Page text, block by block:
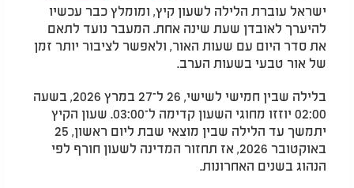
ישראל עוברת הלילה לשעון קיץ, ומומלץ כבר עכשיו
להיערך לאובדן שעת שינה אחת. המעבר נועד לתאם
את סדר היום עם שעות האור, ולאפשר לציבור יותר זמן
של אור טבעי בשעות הערב.
בלילה שבין חמישי לשישי, 26 ל־27 במרץ 2026, בשעה
02:00 יוזזו מחוגי השעון קדימה ל־03:00. שעון הקיץ
יתמשך עד הלילה שבין מוצאי שבת ליום ראשון, 25
באוקטובר 2026, אז תחזור המדינה לשעון חורף לפי
הנהוג בשנים האחרונות.